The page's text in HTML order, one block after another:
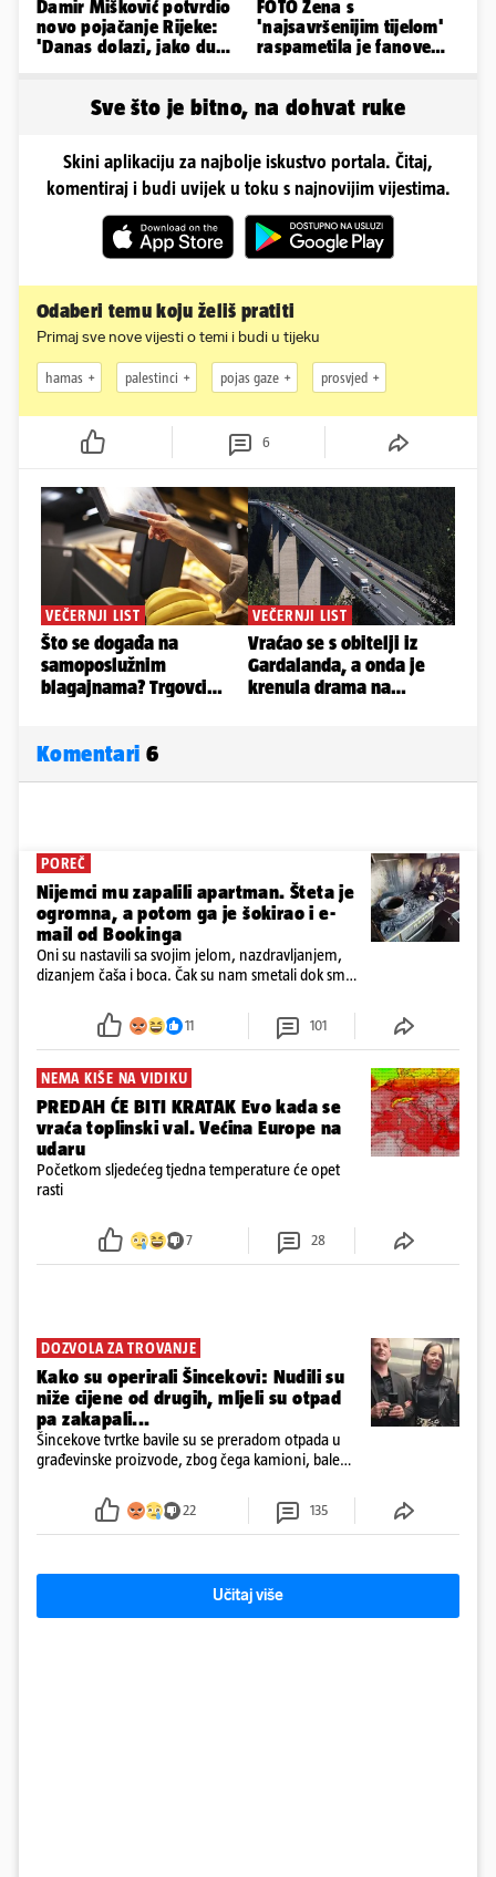
Damir Mišković potvrdio
novo pojačanje Rijeke:
'Danas dolazi, jako dugo
FOTO Žena s
'najsavršenijim tijelom'
raspametila je fanove
Sve što je bitno, na dohvat ruke
Skini aplikaciju za najbolje iskustvo portala. Čitaj,
komentiraj i budi uvijek u toku s najnovijim vijestima.
Odaberi temu koju želiš pratiti
Primaj sve nove vijesti o temi i budi u tijeku
hamas palestinci pojas gaze prosvjed
6
Komentari 6
POREČ
Nijemci mu zapalili apartman. Šteta je
ogromna, a potom ga je šokirao i e-
mail od Bookinga
Oni su nastavili sa svojim jelom, nazdravljanjem,
dizanjem čaša i boca. Čak su nam smetali dok smo
požar, rekao je vlasnik
11 101
NEMA KIŠE NA VIDIKU
PREDAH ĆE BITI KRATAK Evo kada se
vraća toplinski val. Većina Europe na
udaru
Početkom sljedećeg tjedna temperature će opet
rasti
7 28
DOZVOLA ZA TROVANJE
Kako su operirali Šincekovi: Nudili su
niže cijene od drugih, mljeli su otpad
pa zakapali...
Šincekove tvrtke bavile su se preradom otpada u
građevinske proizvode, zbog čega kamioni, bale
22 135
Učitaj više